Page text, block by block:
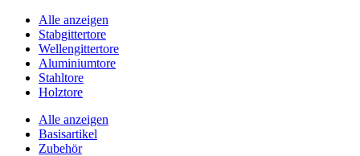
Alle anzeigen
Stabgittertore
Wellengittertore
Aluminiumtore
Stahltore
Holztore
Alle anzeigen
Basisartikel
Zubehör